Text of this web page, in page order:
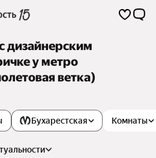
дизайнерским
у метро
ветка)
Комнаты
Бухарестская